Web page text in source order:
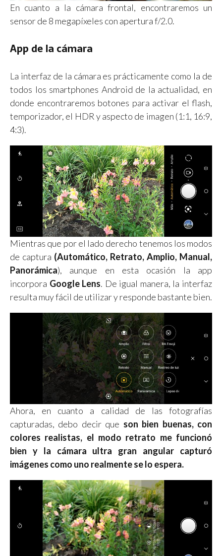
En cuanto a la cámara frontal, encontraremos un
sensor de 8 megapíxeles con apertura f/2.0.
App de la cámara
La interfaz de la cámara es prácticamente como la de
todos los smartphones Android de la actualidad, en
donde encontraremos botones para activar el flash,
temporizador, el HDR y aspecto de imagen (1:1, 16:9,
4:3).
Mientras que por el lado derecho tenemos los modos
de captura (Automático, Retrato, Amplio, Manual,
Panorámica), aunque en esta ocasión la app
incorpora Google Lens. De igual manera, la interfaz
resulta muy fácil de utilizar y responde bastante bien.
Ahora, en cuanto a calidad de las fotografías
capturadas, debo decir que son bien buenas, con
colores realistas, el modo retrato me funcionó
bien y la cámara ultra gran angular capturó
imágenes como uno realmente se lo espera.